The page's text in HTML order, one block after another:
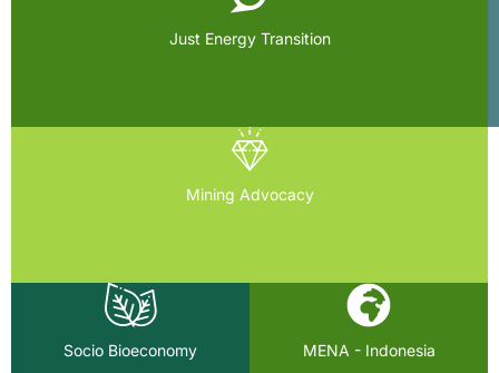
Just Energy Transition
Mining Advocacy
Socio Bioeconomy MENA - Indonesia